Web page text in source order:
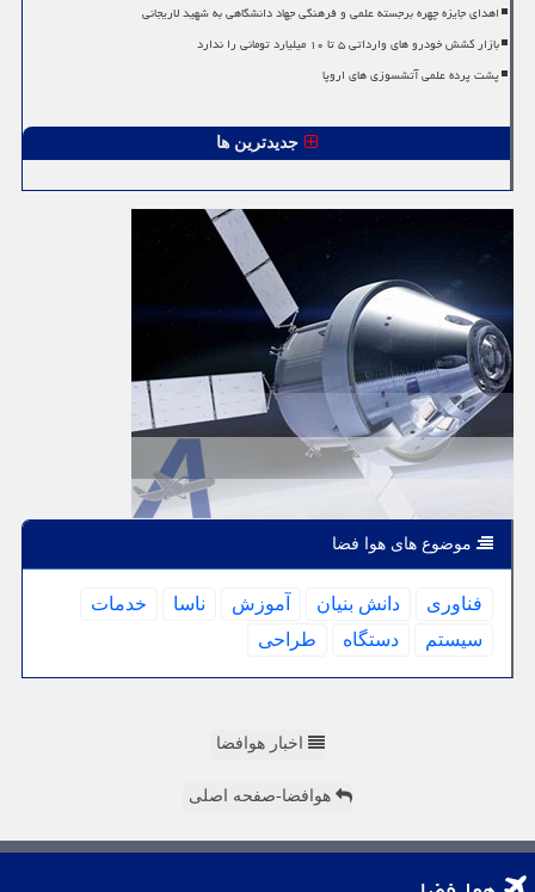
اهدای جایزه چهره برجسته علمی و فرهنگی جهاد دانشگاهی به شهید لاریجانی
بازار کشش خودرو های وارداتی ۵ تا ۱۰ میلیارد تومانی را ندارد
پشت پرده علمی آتشسوزی های اروپا
جدیدترین ها
موضوع های هوا فضا
فناوری دانش بنیان آموزش ناسا
خدمات
سیستم
دستگاه طراحی
اخبار هوافضا
هوافضا-صفحه اصلی